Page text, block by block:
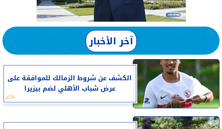
آخر الأخبار
الكشف عن شروط الزمالك للموافقة على
عرض شباب الأهلي لضم بيزيرا